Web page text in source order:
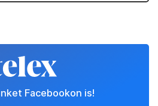
Facebookon is!